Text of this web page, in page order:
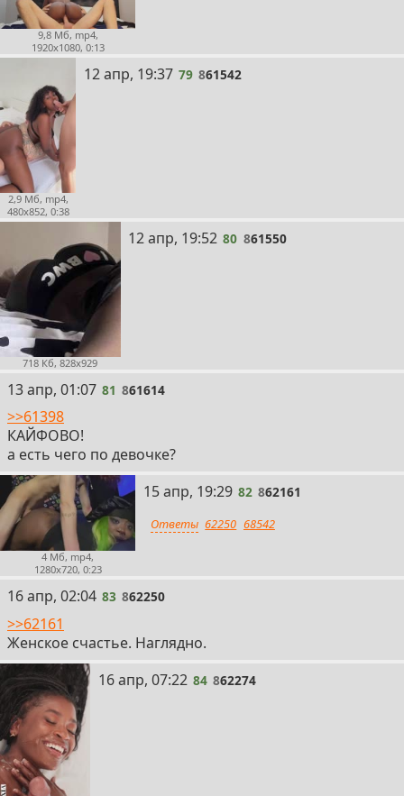
9,8 Мб, mp4,
1920x1080, 0:13
2,9 Мб, mp4,
480x852, 0:38
79
12 апр, 19:37 79 861542
718 Кб, 828x929
80
12 апр, 19:52 80 861550
81
13 апр, 01:07 81 861614
>>61398
КАЙФОВО!
а есть чего по девочке?
4 Мб, mp4,
1280x720, 0:23
82
15 апр, 19:29 82 862161
Ответы 62250 68542
83
16 апр, 02:04 83 862250
>>62161
Женское счастье. Наглядно.
84
16 апр, 07:22 84 862274